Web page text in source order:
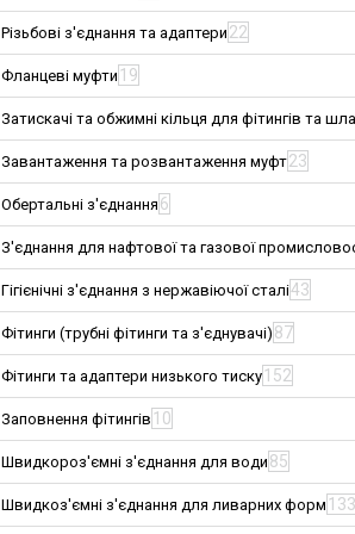
Різьбові з'єднання та адаптери 22
Фланцеві муфти 19
Затискачі та обжимні кільця для фітингів та
Завантаження та розвантаження муфт23
Обертальні з'єднання 6
З'єднання для нафтової та газової
Гігієнічні з'єднання з нержавіючої сталі43
Фітинги (трубні фітинги та з'єднувачі) 87
Фітинги та адаптери низького тиску 152
Заповнення фітингів 10
Швидкороз'ємні з'єднання для води 85
Швидкоз'ємні з'єднання для ливарних форм 133